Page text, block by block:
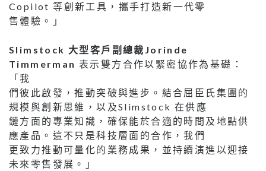
Copilot 等創新工具，攜手打造新一代零
售體驗。」
Slimstock 大型客戶副總裁Jorinde
Timmerman表示雙方合作以緊密協作為基礎：
「我
們彼此啟發，推動突破與進步。結合屈臣氏集團的
規模與創新思維，以及Slimstock 在供應
鏈方面的專業知識，確保能於合適的時間及地點供
應產品。這不只是科技層面的合作，我們
更致力推動可量化的業務成果，並持續演進以迎接
未來零售發展。」